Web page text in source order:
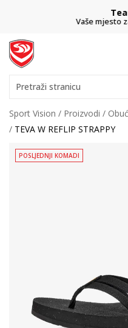
Vaše mjesto
Pretraži stranicu
Sport Vision Proizvodi
TEVA W REFLIP STRAPPY
POSLJEDNJI KOMADI